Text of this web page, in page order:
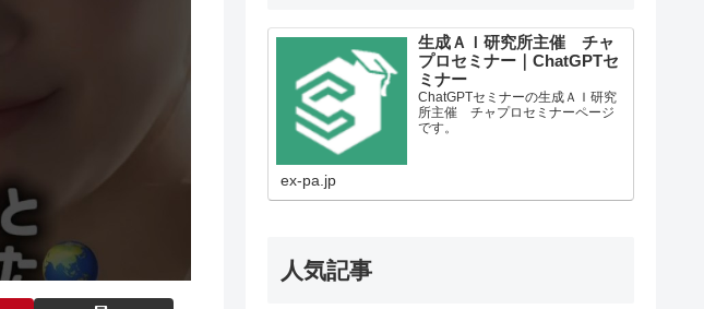
生成ＡＩ研究所主催 チャ
プロセミナー｜ChatGPTセ
ミナー
ChatGPTセミナーの生成ＡＩ研究
所主催 チャプロセミナーページ
です。
ex-pa.jp
人気記事